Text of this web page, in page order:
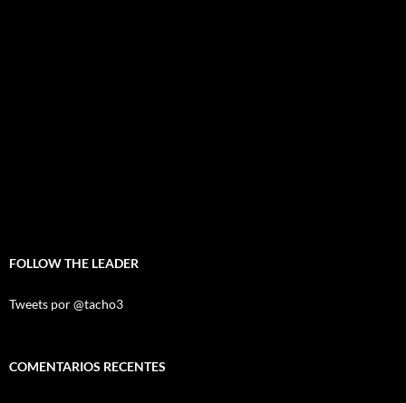
FOLLOW THE LEADER
Tweets por @tacho3
COMENTARIOS RECENTES